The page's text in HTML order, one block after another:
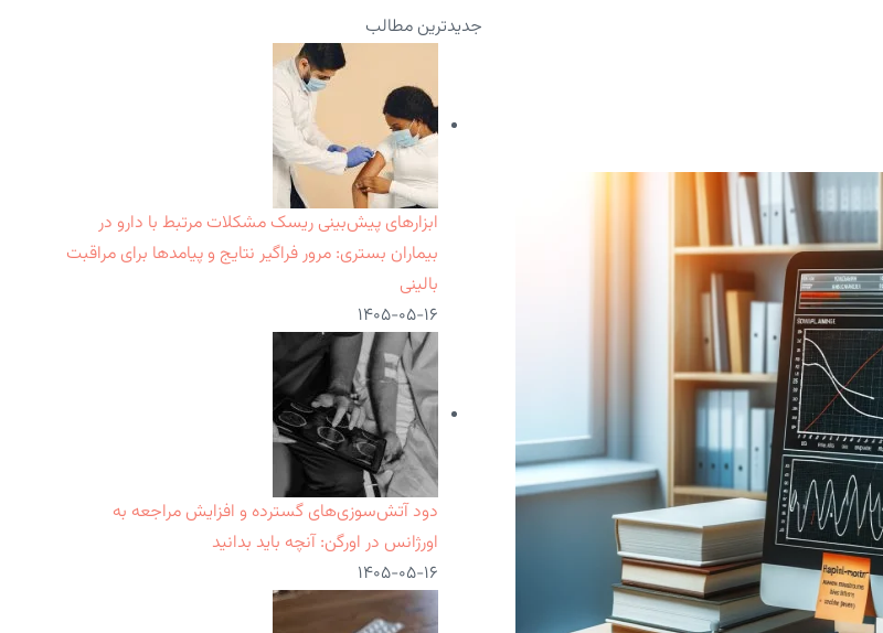
جدیدترین مطالب
ابزارهای پیش‌بینی ریسک مشکلات مرتبط با دارو در
بیماران بستری: مرور فراگیر نتایج و پیامدها برای مراقبت
بالینی
۱۴۰۵-۰۵-۱۶
دود آتش‌سوزی‌های گسترده و افزایش مراجعه به
اورژانس در اورگن: آنچه باید بدانید
۱۴۰۵-۰۵-۱۶